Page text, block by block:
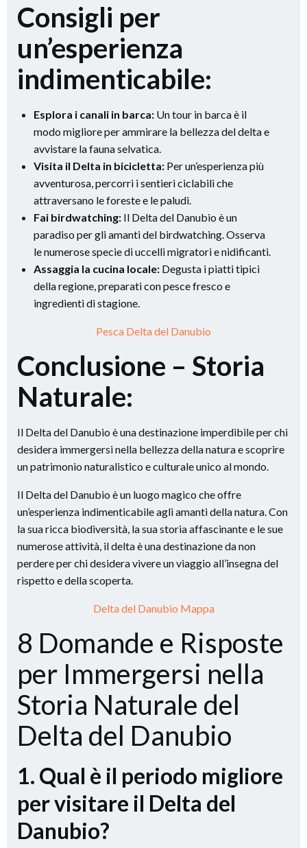
Consigli per
un’esperienza
indimenticabile:
Esplora i canali in barca: Un tour in barca è il
modo migliore per ammirare la bellezza del delta e
avvistare la fauna selvatica.
Visita il Delta in bicicletta: Per un’esperienza più
avventurosa, percorri i sentieri ciclabili che
attraversano le foreste e le paludi.
Fai birdwatching: Il Delta del Danubio è un
paradiso per gli amanti del birdwatching. Osserva
le numerose specie di uccelli migratori e nidificanti.
Assaggia la cucina locale: Degusta i piatti tipici
della regione, preparati con pesce fresco e
ingredienti di stagione.
Pesca Delta del Danubio
Conclusione – Storia
Naturale:
Il Delta del Danubio è una destinazione imperdibile per chi
desidera immergersi nella bellezza della natura e scoprire
un patrimonio naturalistico e culturale unico al mondo.
Il Delta del Danubio è un luogo magico che offre
un’esperienza indimenticabile agli amanti della natura. Con
la sua ricca biodiversità, la sua storia affascinante e le sue
numerose attività, il delta è una destinazione da non
perdere per chi desidera vivere un viaggio all’insegna del
rispetto e della scoperta.
Delta del Danubio Mappa
8 Domande e Risposte
per Immergersi nella
Storia Naturale del
Delta del Danubio
1. Qual è il periodo migliore
per visitare il Delta del
Danubio?